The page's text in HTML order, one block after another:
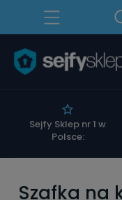
Sejfy Sklep nr 1 w
Polsce:
Szafka na